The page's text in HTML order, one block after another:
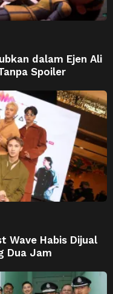
dalam Ejen Ali
Spoiler
Wave Habis Dijual
Dua Jam